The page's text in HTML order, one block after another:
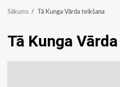
Sākums Tā Kunga Vārda teikšana
Tā Kunga